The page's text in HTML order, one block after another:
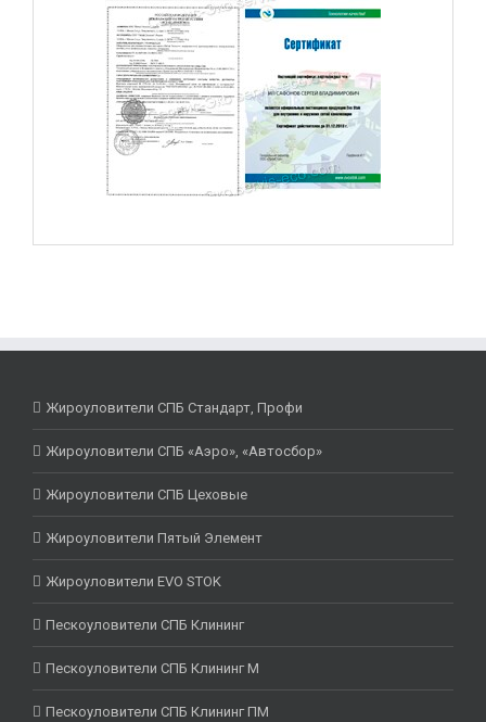
Жироуловители СПБ Стандарт, Профи
Жироуловители СПБ «Аэро», «Автосбор»
Жироуловители СПБ Цеховые
Жироуловители Пятый Элемент
Жироуловители EVO STOK
Пескоуловители СПБ Клининг
Пескоуловители СПБ Клининг М
Пескоуловители СПБ Клининг ПМ